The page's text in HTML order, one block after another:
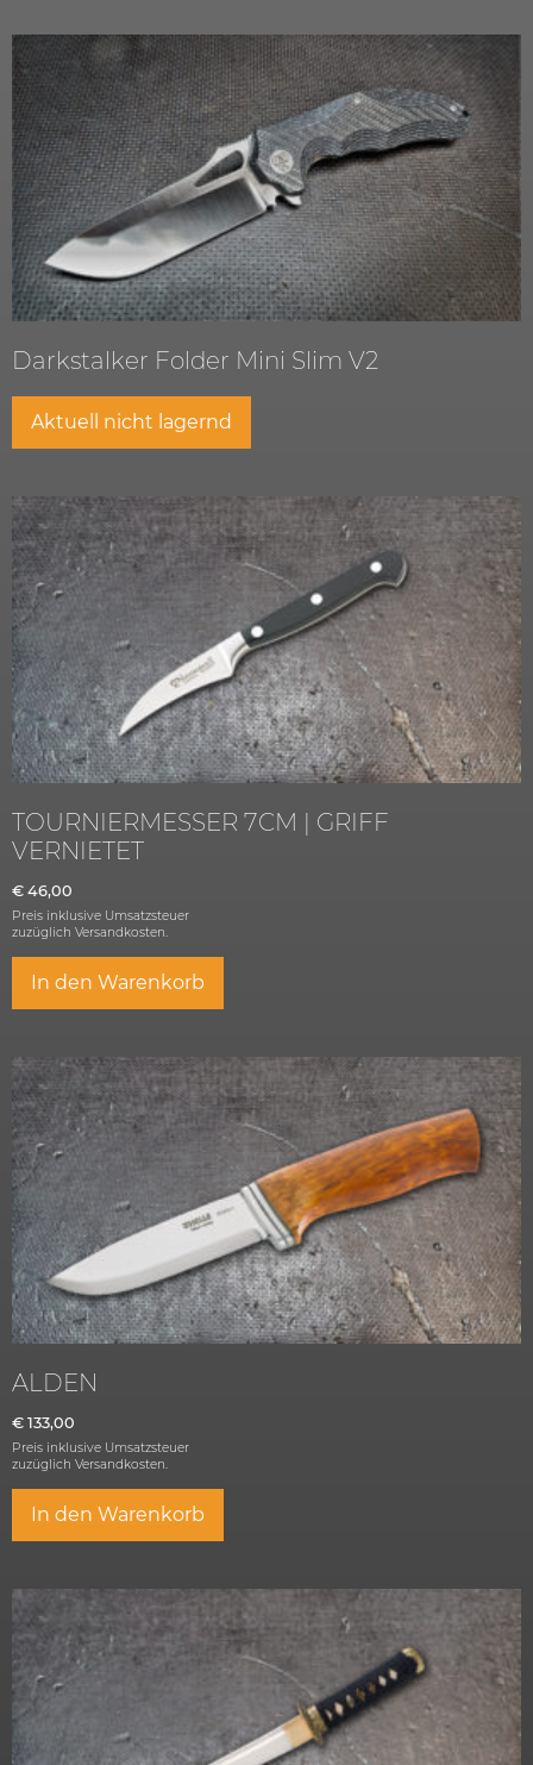
Darkstalker Folder Mini Slim V2
Aktuell nicht lagernd
TOURNIERMESSER 7CM | GRIFF
VERNIETET
€ 46,00
Preis inklusive Umsatzsteuer
zuzüglich Versandkosten.
In den Warenkorb
ALDEN
€ 133,00
Preis inklusive Umsatzsteuer
zuzüglich Versandkosten.
In den Warenkorb